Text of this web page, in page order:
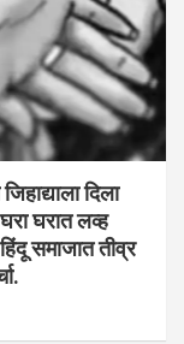
दिला
घरात लव्ह
समाजात तीव्र